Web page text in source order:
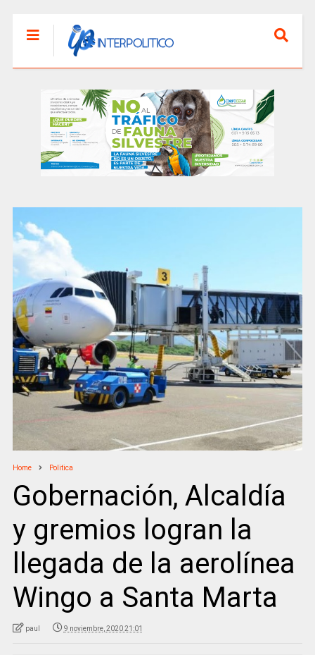
Home Politica
Gobernación, Alcaldía
y gremios logran la
llegada de la aerolínea
Wingo a Santa Marta
paul 9 noviembre, 2020 21:01